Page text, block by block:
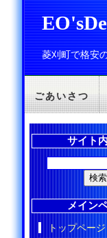
菱刈町で格安
ごあいさつ
サイト
メイン
トップページ